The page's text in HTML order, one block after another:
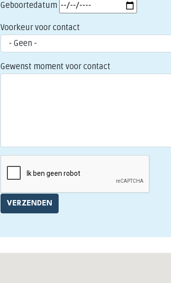
Geboortedatum
Voorkeur voor contact
Gewenst moment voor contact